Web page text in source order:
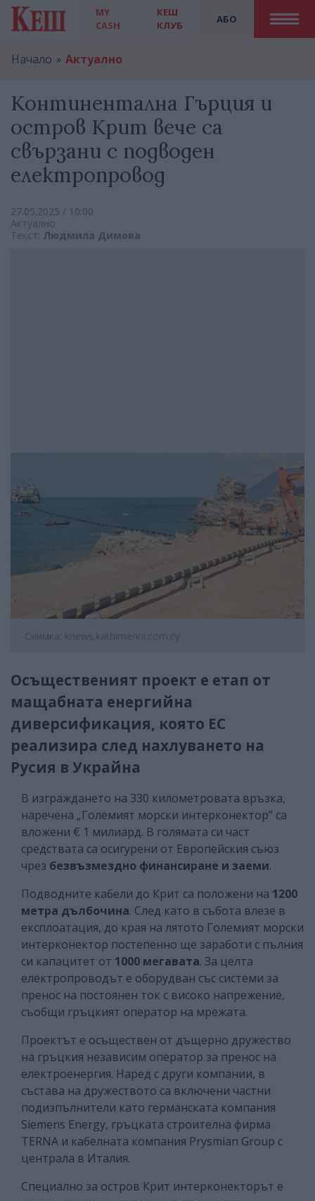
MY
CASH
АБО
КЕШ
КЛУБ
Начало Актуално
Континентална Гърция и
остров Крит вече са
свързани с подводен
електропровод
27.05.2025 / 10:00
Актуално
Текст: Людмила Димова
Снимка: knews.kathimerini.com.cy
Осъщественият проект е етап от
мащабната енергийна
диверсификация, която ЕС
реализира след нахлуването на
Русия в Украйна
В изграждането на 330 километровата връзка,
наречена „Големият морски интерконектор” са
вложени € 1 милиард. В голямата си част
средствата са осигурени от Европейския съюз
чрез безвъзмездно финансиране и заеми.
Подводните кабели до Крит са положени на 1200
метра дълбочина. След като в събота влезе в
експлоатация, до края на лятото Големият морски
интерконектор постепенно ще заработи с пълния
си капацитет от 1000 мегавата. За целта
електропроводът е оборудван със системи за
пренос на постоянен ток с високо напрежение,
съобщи гръцкият оператор на мрежата.
Проектът е осъществен от дъщерно дружество
на гръцкия независим оператор за пренос на
електроенергия. Наред с други компании, в
състава на дружеството са включени частни
подизпълнители като германската компания
Siemens Energy, гръцката строителна фирма
TERNA и кабелната компания Prysmian Group с
централа в Италия.
Специално за остров Крит интерконекторът е